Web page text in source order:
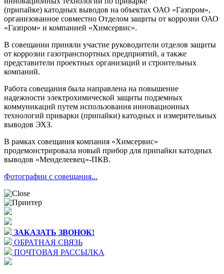
(припайке) катодных выводов на объектах ОАО «Газпром»,
организованное совместно Отделом защиты от коррозии ОАО
«Газпром» и компанией «Химсервис».
В совещании приняли участие руководители отделов защиты
от коррозии газотранспортных предприятий, а также
представители проектных организаций и строительных
компаний.
Работа совещания была направлена на повышение
надежности электрохимической защиты подземных
коммуникаций путем использования инновационных
технологий приварки (припайки) катодных и измерительных
выводов ЭХЗ.
В рамках совещания компания «Химсервис»
продемонстрировала новый прибор для припайки катодных
выводов «Менделеевец»-ПКВ.
Фотографии с совещания...
ЗАКАЗАТЬ ЗВОНОК!
ОБРАТНАЯ СВЯЗЬ
ПОЧТОВАЯ РАССЫЛКА